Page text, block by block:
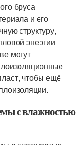
бруса
и его
структуру,
энергии
могут
чтобы ещё
с влажностью